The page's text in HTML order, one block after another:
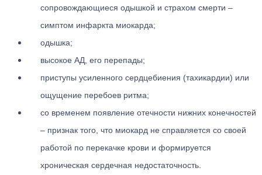
сопровождающиеся одышкой и страхом смерти –
симптом инфаркта миокарда;
одышка;
высокое АД, его перепады;
приступы усиленного сердцебиения (тахикардии) или
ощущение перебоев ритма;
со временем появление отечности нижних конечностей
– признак того, что миокард не справляется со своей
работой по перекачке крови и формируется
хроническая сердечная недостаточность.